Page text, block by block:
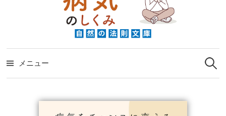
ッ
プ
メニュー
索: